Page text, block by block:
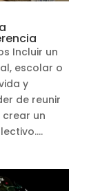
Incluir un
escolar o
y
de reunir
un